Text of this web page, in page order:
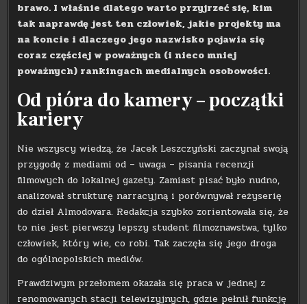
brawo. I właśnie dlatego warto przyjrzeć się, kim
tak naprawdę jest ten człowiek, jakie projekty ma
na koncie i dlaczego jego nazwisko pojawia się
coraz częściej w poważnych (i nieco mniej
poważnych) rankingach medialnych osobowości.
Od pióra do kamery – początki
kariery
Nie wszyscy wiedzą, że Jacek Leszczyński zaczynał swoją
przygodę z mediami od – uwaga – pisania recenzji
filmowych do lokalnej gazety. Zamiast pisać było nudno,
analizował strukturę narracyjną i porównywał reżyserię
do dzieł Almodovara. Redakcja szybko zorientowała się, że
to nie jest pierwszy lepszy student filmoznawstwa, tylko
człowiek, który wie, co robi. Tak zaczęła się jego droga
do ogólnopolskich mediów.
Prawdziwym przełomem okazała się praca w jednej z
renomowanych stacji telewizyjnych, gdzie pełnił funkcję